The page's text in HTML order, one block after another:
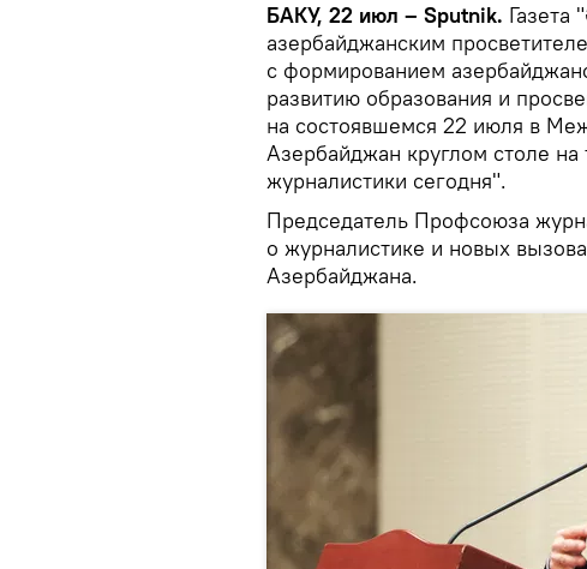
БАКУ, 22 июл – Sputnik.
азербайджанским
с формированием
развитию образования и
на состоявшемся 22 июля в
Азербайджан круглом столе
журналистики сегодня".
Председатель Профсоюза
о журналистике и новых
Азербайджана.